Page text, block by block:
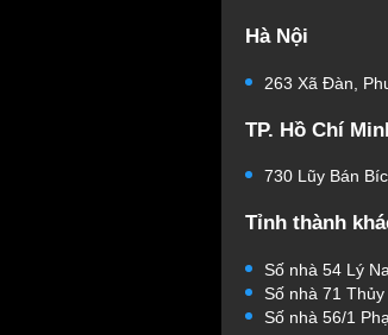
Hà Nội
263 Xã Đàn,
TP. Hồ Chí
730 Lũy Bán
Tỉnh thành
Số nhà 54 Lý
Số nhà 71
Số nhà 56/1